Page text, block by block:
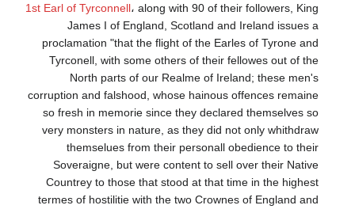
1st Earl of Tyrconnell، along with 90 of their followers, King
James I of England, Scotland and Ireland issues a
proclamation "that the flight of the Earles of Tyrone and
Tyrconell, with some others of their fellowes out of the
North parts of our Realme of Ireland; these men's
corruption and falshood, whose hainous offences remaine
so fresh in memorie since they declared themselves so
very monsters in nature, as they did not only whithdraw
themselues from their personall obedience to their
Soveraigne, but were content to sell over their Native
Countrey to those that stood at that time in the highest
termes of hostilitie with the two Crownes of England and